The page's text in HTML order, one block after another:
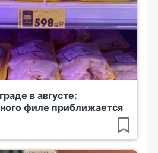
в августе:
филе приближается